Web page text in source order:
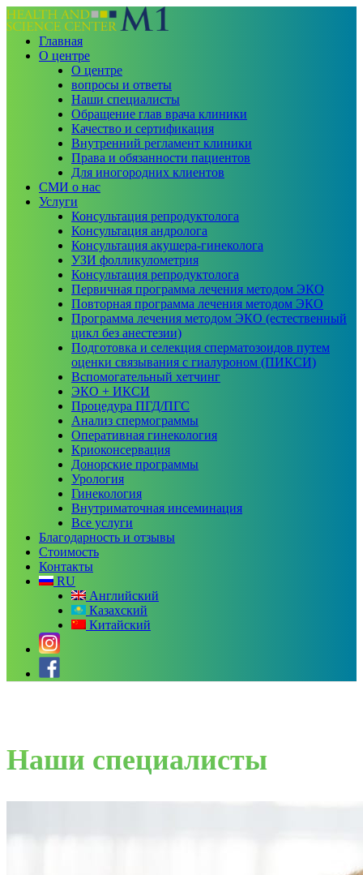
Главная
О центре
О центре
вопросы и ответы
Наши специалисты
Обращение глав врача клиники
Качество и сертификация
Внутренний регламент клиники
Права и обязанности пациентов
Для иногородних клиентов
СМИ о нас
Услуги
Консультация репродуктолога
Консультация андролога
Консультация акушера-гинеколога
УЗИ фолликулометрия
Консультация репродуктолога
Первичная программа лечения методом ЭКО
Повторная программа лечения методом ЭКО
Программа лечения методом ЭКО (естественный
цикл без анестезии)
Подготовка и селекция сперматозоидов путем
оценки связывания с гиалуроном (ПИКСИ)
Вспомогательный хетчинг
ЭКО + ИКСИ
Процедура ПГД/ПГС
Анализ спермограммы
Оперативная гинекология
Криоконсервация
Донорские программы
Урология
Гинекология
Внутриматочная инсеминация
Все услуги
Благодарность и отзывы
Стоимость
Контакты
RU
Английский
Казахский
Китайский
Наши специалисты